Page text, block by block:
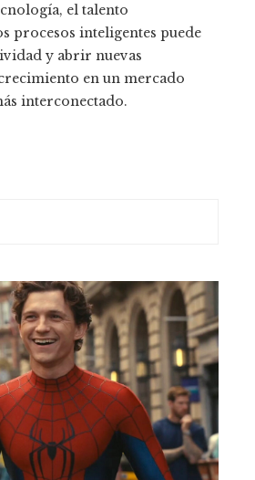
el talento
procesos inteligentes puede
y abrir nuevas
en un mercado
interconectado.